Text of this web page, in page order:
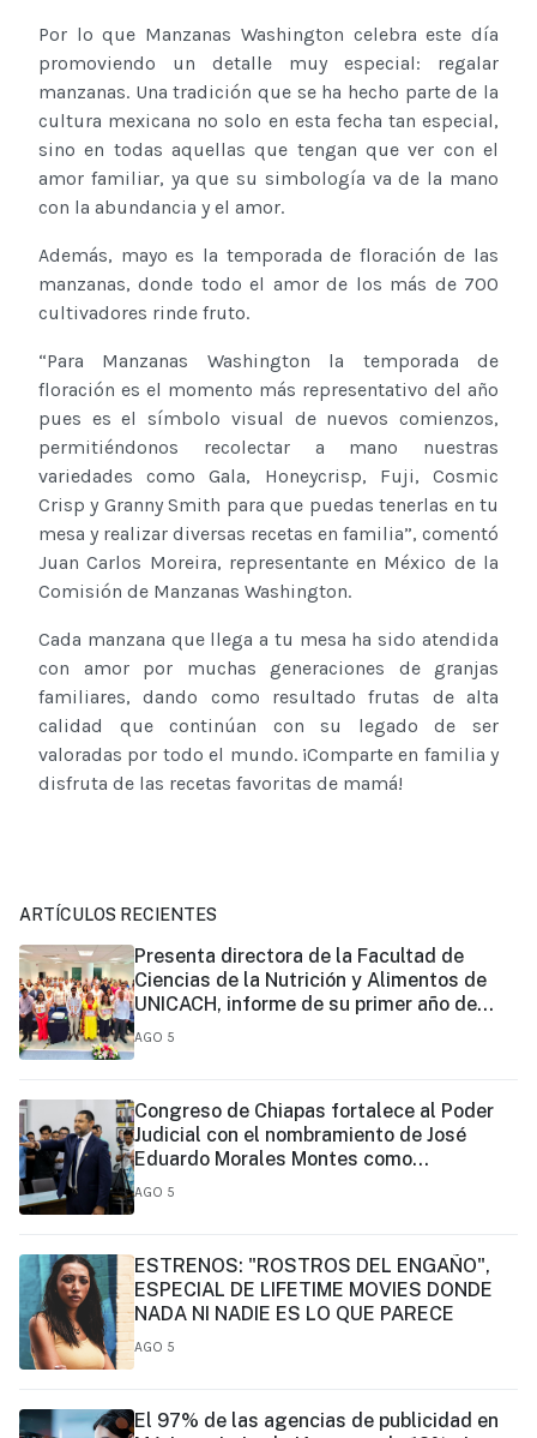
Por lo que Manzanas Washington celebra este día
promoviendo un detalle muy especial: regalar
manzanas. Una tradición que se ha hecho parte de la
cultura mexicana no solo en esta fecha tan especial,
sino en todas aquellas que tengan que ver con el
amor familiar, ya que su simbología va de la mano
con la abundancia y el amor.
Además, mayo es la temporada de floración de las
manzanas, donde todo el amor de los más de 700
cultivadores rinde fruto.
“Para Manzanas Washington la temporada de
floración es el momento más representativo del año
pues es el símbolo visual de nuevos comienzos,
permitiéndonos recolectar a mano nuestras
variedades como Gala, Honeycrisp, Fuji, Cosmic
Crisp y Granny Smith para que puedas tenerlas en tu
mesa y realizar diversas recetas en familia”, comentó
Juan Carlos Moreira, representante en México de la
Comisión de Manzanas Washington.
Cada manzana que llega a tu mesa ha sido atendida
con amor por muchas generaciones de granjas
familiares, dando como resultado frutas de alta
calidad que continúan con su legado de ser
valoradas por todo el mundo. ¡Comparte en familia y
disfruta de las recetas favoritas de mamá!
ARTÍCULOS RECIENTES
Presenta directora de la Facultad de
Ciencias de la Nutrición y Alimentos de
UNICACH, informe de su primer año de
gestión
AGO 5
Congreso de Chiapas fortalece al Poder
Judicial con el nombramiento de José
Eduardo Morales Montes como
magistrado
AGO 5
ESTRENOS: "ROSTROS DEL ENGAÑO",
ESPECIAL DE LIFETIME MOVIES DONDE
NADA NI NADIE ES LO QUE PARECE
AGO 5
El 97% de las agencias de publicidad en